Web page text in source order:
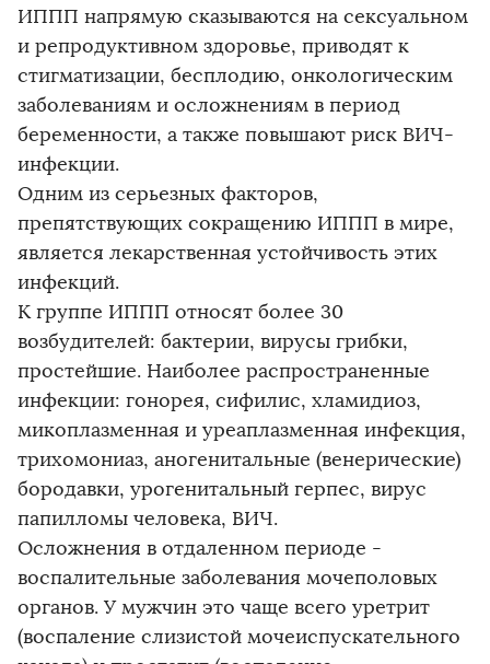
ИППП напрямую сказываются на сексуальном
и репродуктивном здоровье, приводят к
стигматизации, бесплодию, онкологическим
заболеваниям и осложнениям в период
беременности, а также повышают риск ВИЧ-
инфекции.
Одним из серьезных факторов,
препятствующих сокращению ИППП в мире,
является лекарственная устойчивость этих
инфекций.
К группе ИППП относят более 30
возбудителей: бактерии, вирусы грибки,
простейшие. Наиболее распространенные
инфекции: гонорея, сифилис, хламидиоз,
микоплазменная и уреаплазменная инфекция,
трихомониаз, аногенитальные (венерические)
бородавки, урогенитальный герпес, вирус
папилломы человека, ВИЧ.
Осложнения в отдаленном периоде -
воспалительные заболевания мочеполовых
органов. У мужчин это чаще всего уретрит
(воспаление слизистой мочеиспускательного